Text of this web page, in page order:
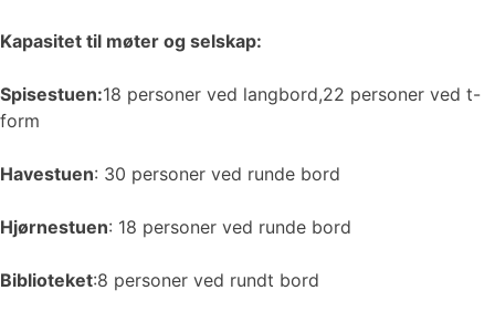
Kapasitet til møter og selskap:
Spisestuen:18 personer ved langbord,22 personer ved t-
form
Havestuen: 30 personer ved runde bord
Hjørnestuen: 18 personer ved runde bord
Biblioteket:8 personer ved rundt bord